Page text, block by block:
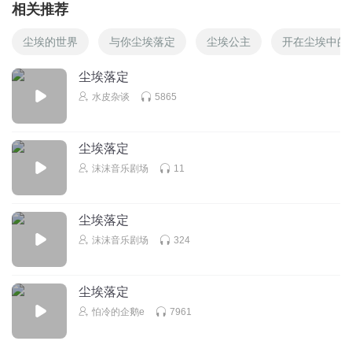
相关推荐
尘埃的世界 与你尘埃落定 尘埃公主 开在尘埃中的
尘埃落定
水皮杂谈 5865
尘埃落定
沫沫音乐剧场 11
尘埃落定
沫沫音乐剧场 324
尘埃落定
怕冷的企鹅e 7961